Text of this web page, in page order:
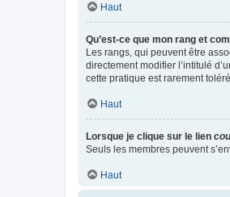
Haut
Qu’est-ce que mon rang et
Les rangs, qui peuvent être
directement modifier l’intitulé
cette pratique est rarement
Haut
Lorsque je clique sur le lien
Seuls les membres peuvent
Haut